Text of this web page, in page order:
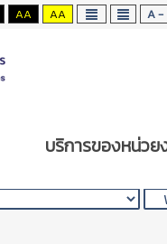
AA AA A -
บริการของหน่วย